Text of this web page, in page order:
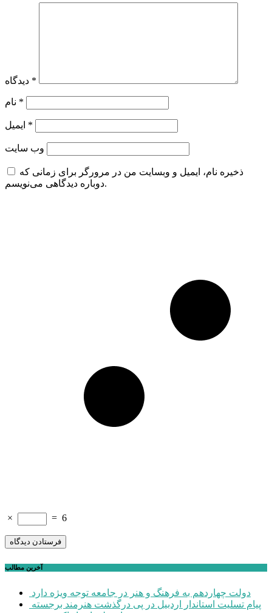
*
*
*
وب‌ سایت
ذخیره نام، ایمیل و وبسایت من در مرورگر برای زمانی که
دوباره دیدگاهی می‌نویسم.
× = 6
آخرین مطالب
دولت چهاردهم به فرهنگ و هنر در جامعه توجه ویژه دارد